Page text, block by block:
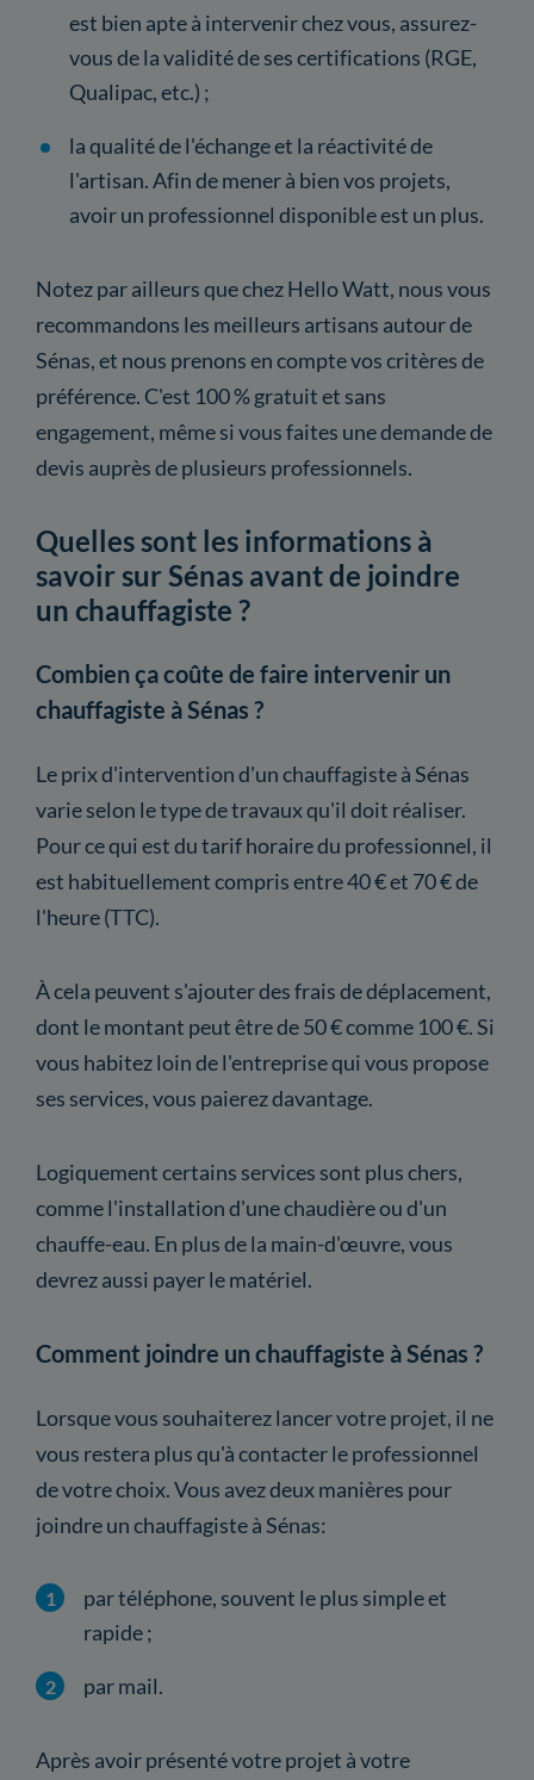
est bien apte à intervenir chez vous, assurez-
vous de la validité de ses certifications (RGE,
Qualipac, etc.) ;
la qualité de l'échange et la réactivité de
l'artisan. Afin de mener à bien vos projets,
avoir un professionnel disponible est un plus.
Notez par ailleurs que chez Hello Watt, nous vous
recommandons les meilleurs artisans autour de
Sénas, et nous prenons en compte vos critères de
préférence. C'est 100 % gratuit et sans
engagement, même si vous faites une demande de
devis auprès de plusieurs professionnels.
Quelles sont les informations à
savoir sur Sénas avant de joindre
un chauffagiste ?
Combien ça coûte de faire intervenir un
chauffagiste à Sénas ?
Le prix d'intervention d'un chauffagiste à Sénas
varie selon le type de travaux qu'il doit réaliser.
Pour ce qui est du tarif horaire du professionnel, il
est habituellement compris entre 40 € et 70 € de
l'heure (TTC).
À cela peuvent s'ajouter des frais de déplacement,
dont le montant peut être de 50 € comme 100 €. Si
vous habitez loin de l'entreprise qui vous propose
ses services, vous paierez davantage.
Logiquement certains services sont plus chers,
comme l'installation d'une chaudière ou d'un
chauffe-eau. En plus de la main-d'œuvre, vous
devrez aussi payer le matériel.
Comment joindre un chauffagiste à Sénas ?
Lorsque vous souhaiterez lancer votre projet, il ne
vous restera plus qu'à contacter le professionnel
de votre choix. Vous avez deux manières pour
joindre un chauffagiste à Sénas:
par téléphone, souvent le plus simple et
rapide ;
par mail.
Après avoir présenté votre projet à votre